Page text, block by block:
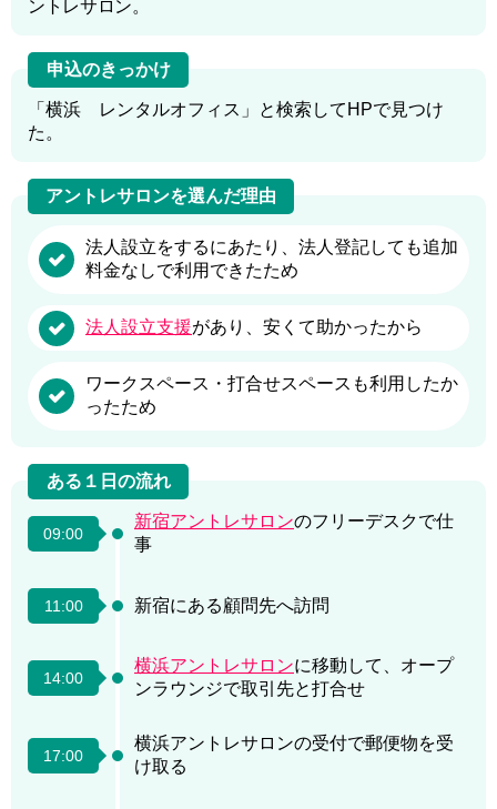
ントレサロン。
申込のきっかけ
「横浜 レンタルオフィス」と検索してHPで見つけ
た。
アントレサロンを選んだ理由
法人設立をするにあたり、法人登記しても追加
料金なしで利用できたため
法人設立支援があり、安くて助かったから
ワークスペース・打合せスペースも利用したか
ったため
ある１日の流れ
09:00
新宿アントレサロンのフリーデスクで仕
事
11:00 新宿にある顧問先へ訪問
14:00
横浜アントレサロンに移動して、オープ
ンラウンジで取引先と打合せ
17:00
横浜アントレサロンの受付で郵便物を受
け取る